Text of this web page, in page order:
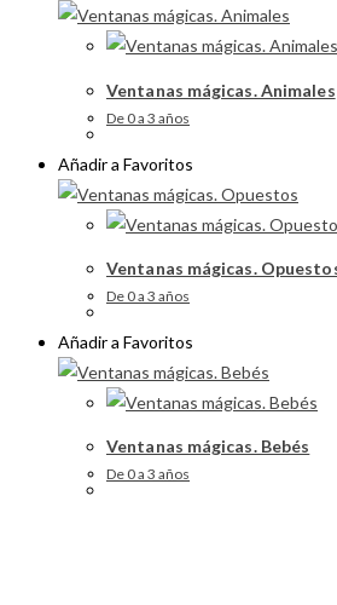
Ventanas mágicas. Animales
De 0 a 3 años
Añadir a Favoritos
Ventanas mágicas.
De 0 a 3 años
Añadir a Favoritos
Ventanas mágicas. Bebés
De 0 a 3 años